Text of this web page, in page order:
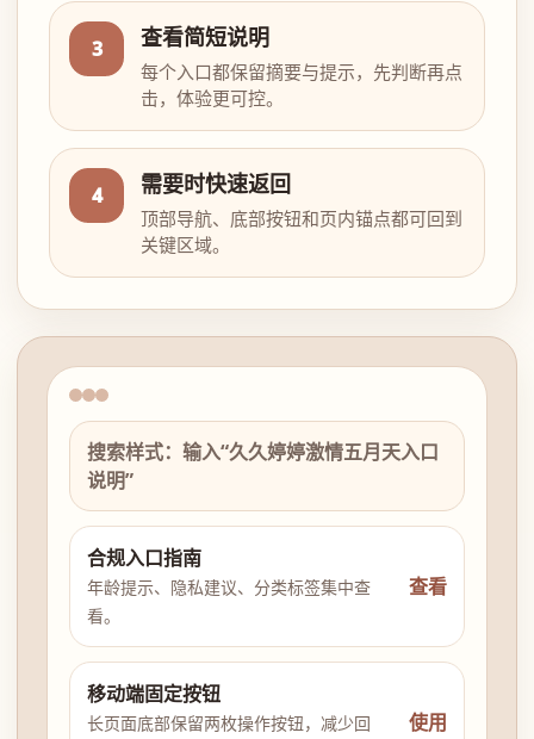
3 查看简短说明
每个入口都保留摘要与提示，先判断再点
击，体验更可控。
4 需要时快速返回
顶部导航、底部按钮和页内锚点都可回到
关键区域。
搜索样式：输入“久久婷婷激情五月天入口
说明”
合规入口指南
年龄提示、隐私建议、分类标签集中查
看。
查看
移动端固定按钮
长页面底部保留两枚操作按钮，减少回
使用